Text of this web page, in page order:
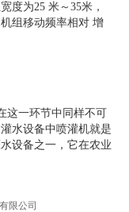
度为25 米～35米，
组移动频率相对 增
这一环节中同样不可
水设备中喷灌机就是
设备之一，它在农业
限公司